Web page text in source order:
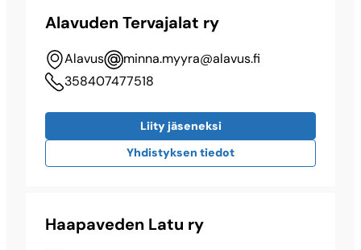
Alavuden Tervajalat ry
Alavus
minna.myyra@​alavus.fi
358407477518
Liity jäseneksi
Yhdistyksen tiedot
Haapaveden Latu ry